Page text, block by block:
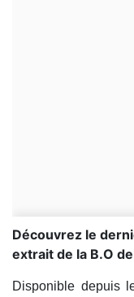
Découvrez le
extrait de la B.O
Disponible depuis